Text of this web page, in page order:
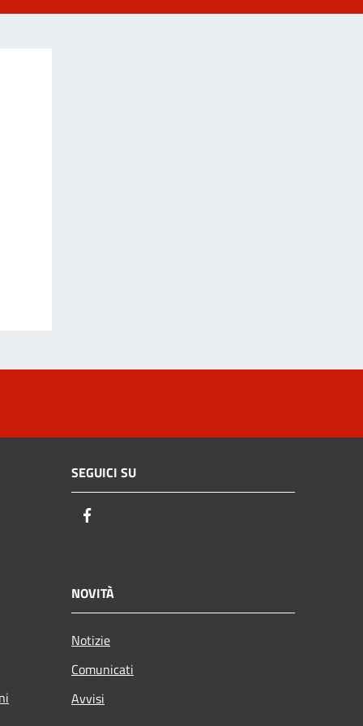
SEGUICI SU
NOVITÀ
Notizie
Comunicati
Avvisi